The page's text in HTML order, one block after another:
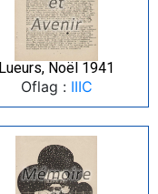
Lueurs, Noël 1941
Oflag : IIIC